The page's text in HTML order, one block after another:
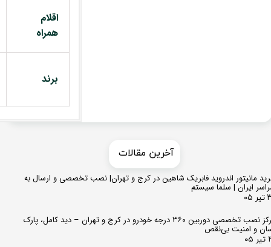
اقلام
همراه
برند
مانیتور اندروید فابریک شاهین در کرج و تهران| نصب تخصصی و ارسال به
ایران | سلما سیستم
مرکز نصب تخصصی دوربین ۳۶۰ درجه خودرو در کرج و تهران – دید کامل، پارک
و امنیت بی‌نقص
​​آخرین مقالات